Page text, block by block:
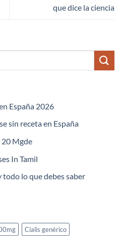
que dice la ciencia
España 2026
sin receta en España
20 Mgde
In Tamil
todo lo que debes saber
Cialis genérico